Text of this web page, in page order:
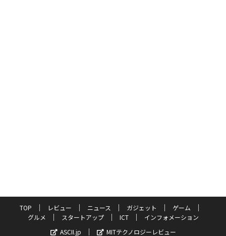
TOP レビュー ニュース ガジェット
ゲーム
グルメ
スタートアップ ICT
インフォメーション
ASCII.jp
MITテクノロジーレビュー